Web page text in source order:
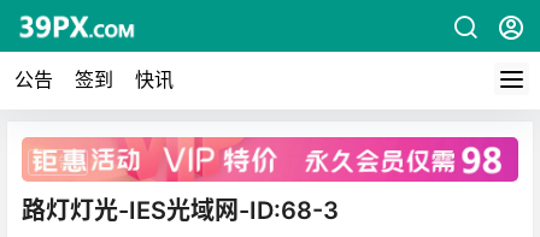
公告 签到 快讯
广告
路灯灯光-IES光域网-ID:68-3